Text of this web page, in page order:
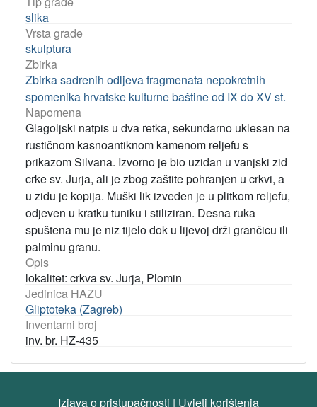
slika
Vrsta građe
skulptura
Zbirka
Zbirka sadrenih odljeva fragmenata nepokretnih
spomenika hrvatske kulturne baštine od IX do XV st.
Napomena
Glagoljski natpis u dva retka, sekundarno uklesan na
rustičnom kasnoantiknom kamenom reljefu s
prikazom Silvana. Izvorno je bio uzidan u vanjski zid
crke sv. Jurja, ali je zbog zaštite pohranjen u crkvi, a
u zidu je kopija. Muški lik izveden je u plitkom reljefu,
odjeven u kratku tuniku i stiliziran. Desna ruka
spuštena mu je niz tijelo dok u lijevoj drži grančicu ili
palminu granu.
Opis
lokalitet: crkva sv. Jurja, Plomin
Jedinica HAZU
Gliptoteka (Zagreb)
Inventarni broj
inv. br. HZ-435
Izjava o pristupačnosti | Uvjeti korištenja